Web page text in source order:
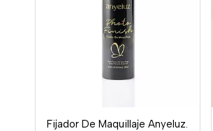
Fijador De Maquillaje Anyeluz.